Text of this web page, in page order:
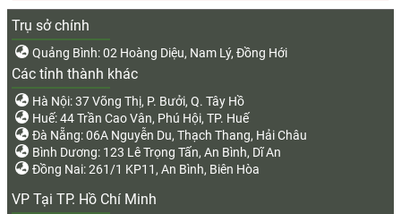
Trụ sở chính
Quảng Bình: 02 Hoàng Diệu, Nam Lý, Đồng Hới
Các tỉnh thành khác
Hà Nội: 37 Võng Thị, P. Bưởi, Q. Tây Hồ
Huế: 44 Trần Cao Vân, Phú Hội, TP. Huế
Đà Nẵng: 06A Nguyễn Du, Thạch Thang, Hải Châu
Bình Dương: 123 Lê Trọng Tấn, An Bình, Dĩ An
Đồng Nai: 261/1 KP11, An Bình, Biên Hòa
VP Tại TP. Hồ Chí Minh